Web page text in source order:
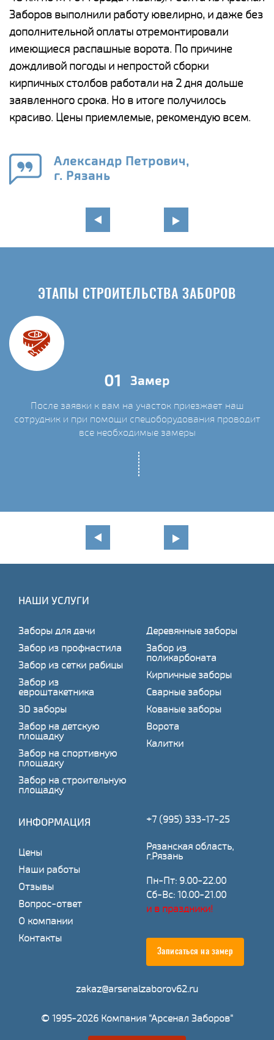
Заборов выполнили работу ювелирно, и даже без
дополнительной оплаты отремонтировали
имеющиеся распашные ворота. По причине
дождливой погоды и непростой сборки
кирпичных столбов работали на 2 дня дольше
заявленного срока. Но в итоге получилось
красиво. Цены приемлемые, рекомендую всем.
Александр Петрович,
г. Рязань
ЭТАПЫ СТРОИТЕЛЬСТВА ЗАБОРОВ
01 Замер
После заявки к вам на участок приезжает наш
сотрудник и при помощи спецоборудования проводит
все необходимые замеры
НАШИ УСЛУГИ
Заборы для дачи
Забор из профнастила
Забор из сетки рабицы
Забор из
евроштакетника
3D заборы
Забор на детскую
площадку
Забор на спортивную
площадку
Забор на строительную
площадку
Деревянные заборы
Забор из
поликарбоната
Кирпичные заборы
Сварные заборы
Кованые заборы
Ворота
Калитки
ИНФОРМАЦИЯ
Цены
Наши работы
Отзывы
Вопрос-ответ
О компании
Контакты
+7 (995) 333-17-25
Рязанская область,
г.Рязань
Пн-Пт: 9.00-22.00
Сб-Вс: 10.00-21.00
и в праздники!
Записаться на замер
zakaz@arsenalzaborov62.ru
© 1995-2026 Компания "Арсенал Заборов"